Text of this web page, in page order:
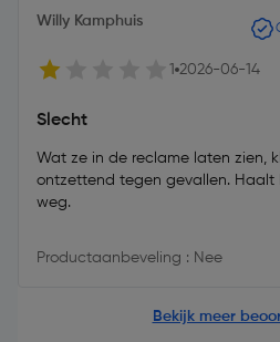
Willy Kamphuis
1 2026-06-14
Slecht
Wat ze in de reclame laten zien,
ontzettend tegen gevallen. Haalt
weg.
Productaanbeveling : Nee
Bekijk meer